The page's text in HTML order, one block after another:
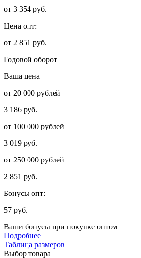
от 3 354 руб.
Цена опт:
от 2 851 руб.
Годовой оборот
Ваша цена
от 20 000 рублей
3 186 руб.
от 100 000 рублей
3 019 руб.
от 250 000 рублей
2 851 руб.
Бонусы опт:
57 руб.
Ваши бонусы при покупке оптом
Подробнее
Таблица размеров
Выбор товара